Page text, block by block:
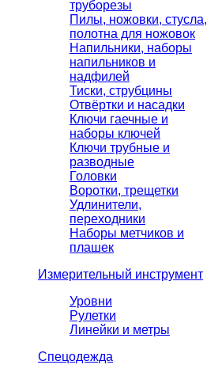
труборезы
Пилы, ножовки, стусла,
полотна для ножовок
Напильники, наборы
напильников и
надфилей
Тиски, струбцины
Отвёртки и насадки
Ключи гаечные и
наборы ключей
Ключи трубные и
разводные
Головки
Воротки, трещетки
Удлинители,
переходники
Наборы метчиков и
плашек
Измерительный инструмент
Уровни
Рулетки
Линейки и метры
Спецодежда